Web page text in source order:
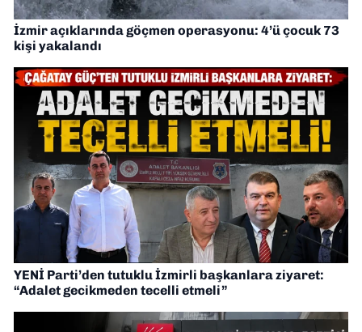
İzmir açıklarında göçmen operasyonu: 4’ü çocuk 73
kişi yakalandı
YENİ Parti’den tutuklu İzmirli başkanlara ziyaret:
“Adalet gecikmeden tecelli etmeli”